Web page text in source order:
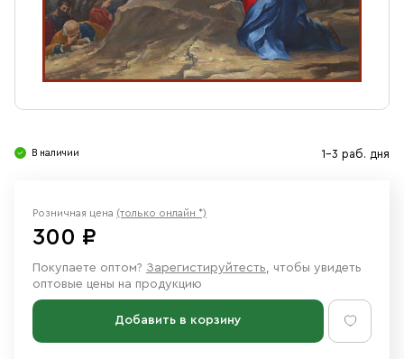
Свечи
Ювелирные изделия
В наличии 1-3 раб. дня
Розничная цена (только онлайн *)
300 ₽
Покупаете оптом? Зарегистируйтесть , чтобы увидеть
оптовые цены на продукцию
Добавить в корзину